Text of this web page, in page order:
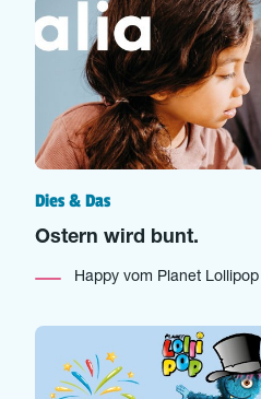
Dies & Das
Ostern wird bunt.
Happy vom Planet Lollipop